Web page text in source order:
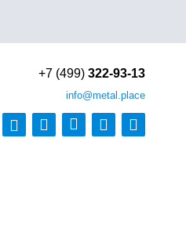
+7 (499) 322-93-13
info@metal.place